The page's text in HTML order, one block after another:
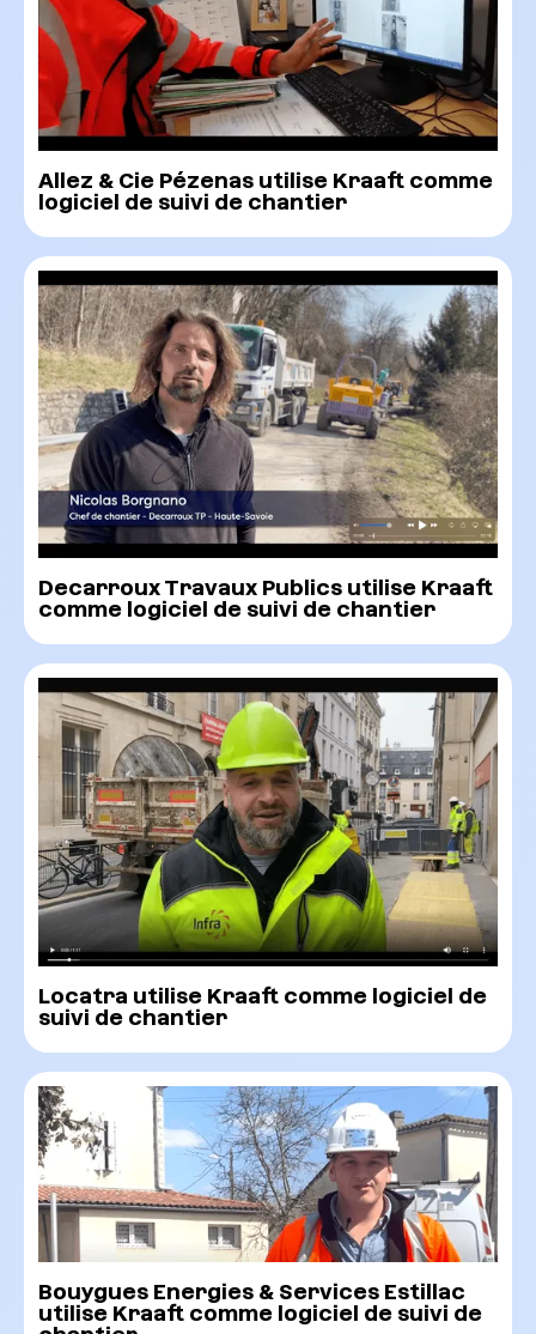
Allez & Cie Pézenas utilise Kraaft comme
logiciel de suivi de chantier
Decarroux Travaux Publics utilise Kraaft
comme logiciel de suivi de chantier
Locatra utilise Kraaft comme logiciel de
suivi de chantier
Bouygues Energies & Services Estillac
utilise Kraaft comme logiciel de suivi de